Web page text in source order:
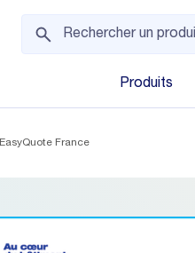
Produits
EasyQuote France